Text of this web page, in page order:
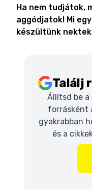
Ha nem tudjátok,
aggódjatok! Mi
készültünk
Találj
Állítsd be
forrásként
gyakrabban
és a